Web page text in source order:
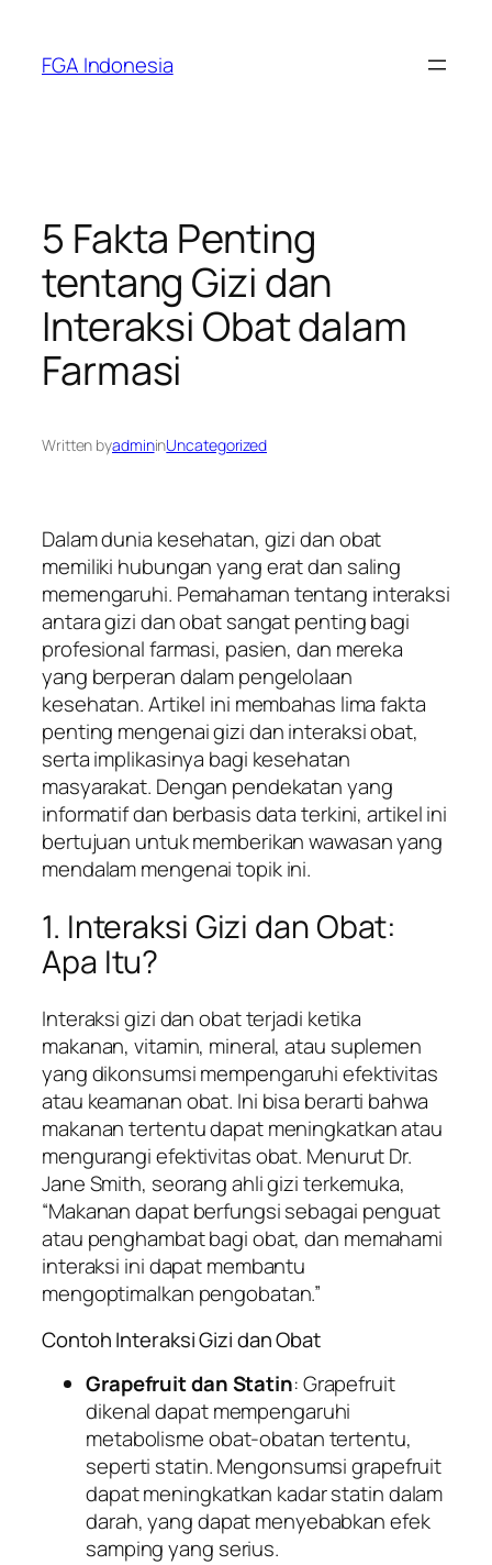
content
FGA Indonesia
5 Fakta Penting
tentang Gizi dan
Interaksi Obat dalam
Farmasi
Written byadmininUncategorized
Dalam dunia kesehatan, gizi dan obat
memiliki hubungan yang erat dan saling
memengaruhi. Pemahaman tentang interaksi
antara gizi dan obat sangat penting bagi
profesional farmasi, pasien, dan mereka
yang berperan dalam pengelolaan
kesehatan. Artikel ini membahas lima fakta
penting mengenai gizi dan interaksi obat,
serta implikasinya bagi kesehatan
masyarakat. Dengan pendekatan yang
informatif dan berbasis data terkini, artikel ini
bertujuan untuk memberikan wawasan yang
mendalam mengenai topik ini.
1. Interaksi Gizi dan Obat:
Apa Itu?
Interaksi gizi dan obat terjadi ketika
makanan, vitamin, mineral, atau suplemen
yang dikonsumsi mempengaruhi efektivitas
atau keamanan obat. Ini bisa berarti bahwa
makanan tertentu dapat meningkatkan atau
mengurangi efektivitas obat. Menurut Dr.
Jane Smith, seorang ahli gizi terkemuka,
“Makanan dapat berfungsi sebagai penguat
atau penghambat bagi obat, dan memahami
interaksi ini dapat membantu
mengoptimalkan pengobatan.”
Contoh Interaksi Gizi dan Obat
Grapefruit dan Statin: Grapefruit
dikenal dapat mempengaruhi
metabolisme obat-obatan tertentu,
seperti statin. Mengonsumsi grapefruit
dapat meningkatkan kadar statin dalam
darah, yang dapat menyebabkan efek
samping yang serius.